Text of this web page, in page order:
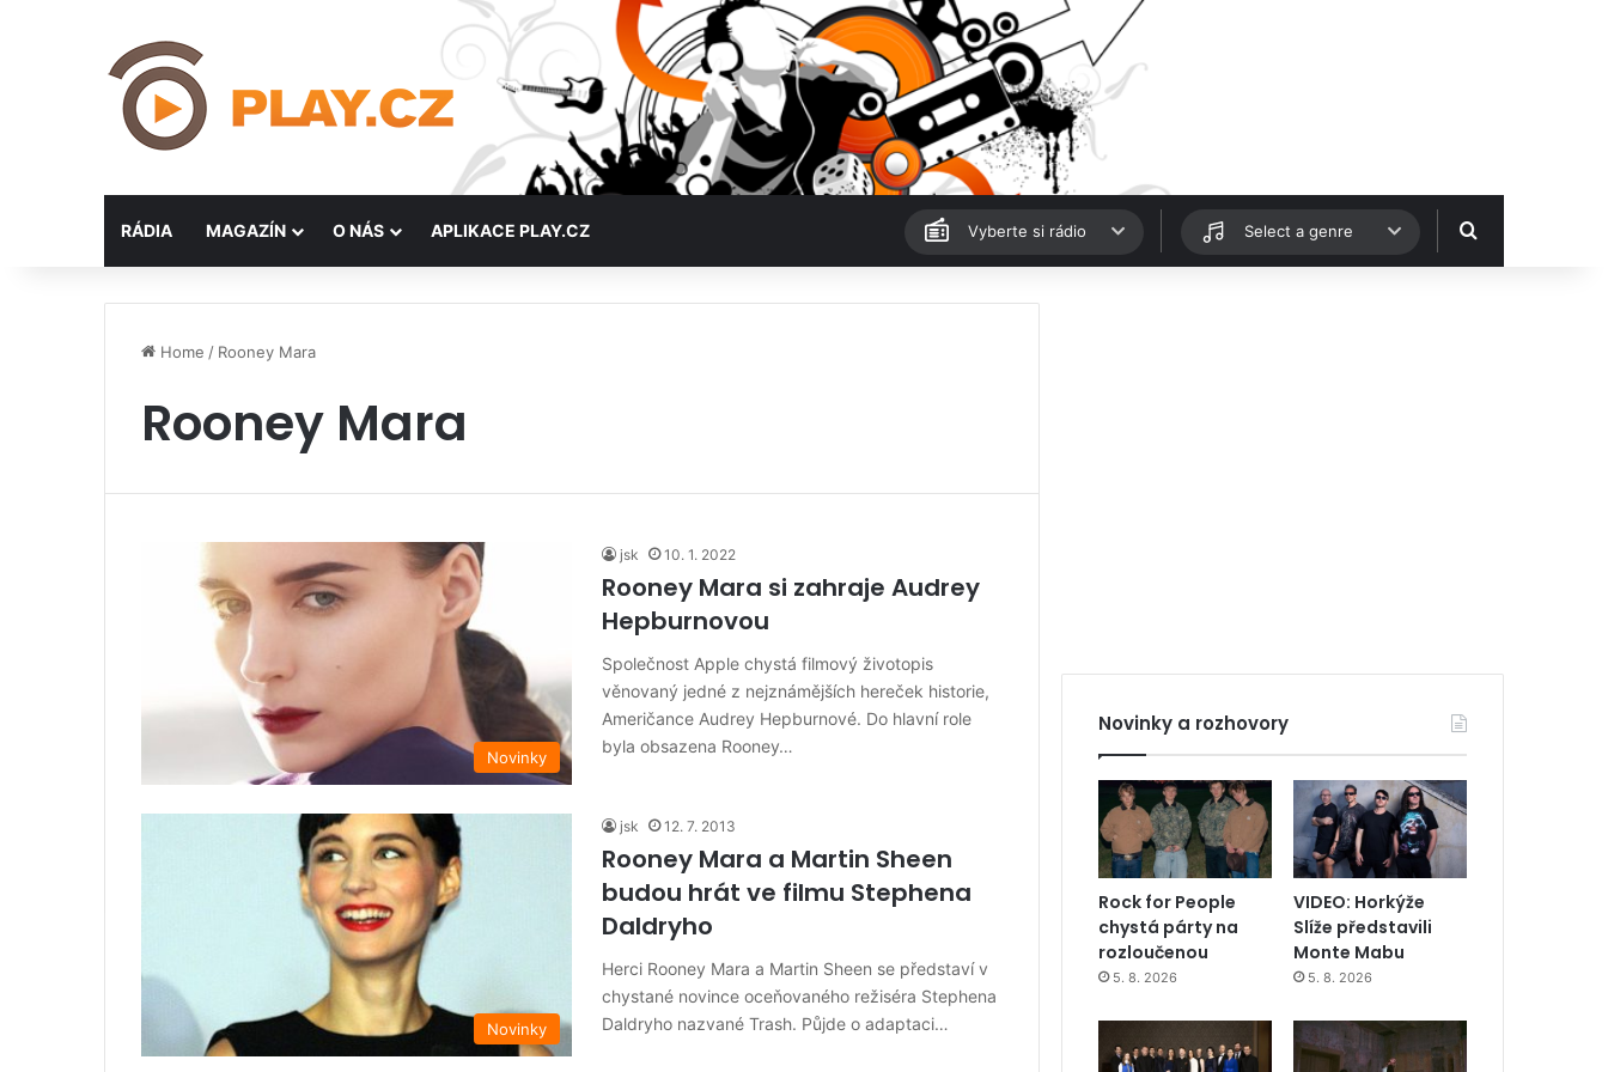
RÁDIA MAGAZÍN O NÁS APLIKACE PLAY.CZ Vyberte si rádio Select a genre Hledat
Home / Rooney Mara
Rooney Mara
Novinky
jsk 10. 1. 2022
Rooney Mara si zahraje Audrey
Hepburnovou
Společnost Apple chystá filmový životopis
věnovaný jedné z nejznámějších hereček historie,
Američance Audrey Hepburnové. Do hlavní role
byla obsazena Rooney…
Novinky
jsk 12. 7. 2013
Rooney Mara a Martin Sheen
budou hrát ve filmu Stephena
Daldryho
Herci Rooney Mara a Martin Sheen se představí v
chystané novince oceňovaného režiséra Stephena
Daldryho nazvané Trash. Půjde o adaptaci…
Novinky a rozhovory
Rock for People
chystá párty na
rozloučenou
5. 8. 2026
VIDEO: Horkýže
Slíže představili
Monte Mabu
5. 8. 2026